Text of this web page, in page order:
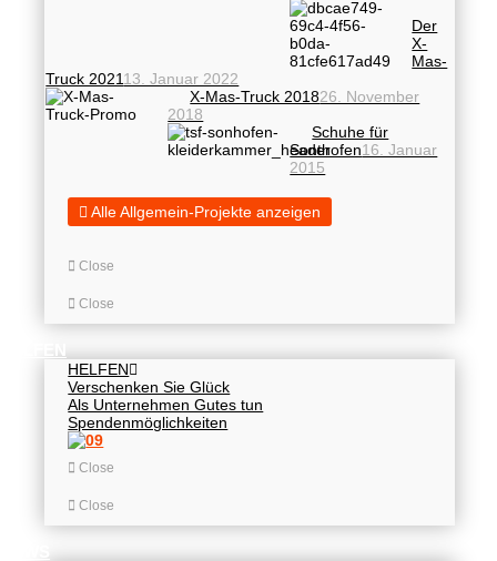
Der
X-
Mas-
Truck 202113. Januar 2022
X-Mas-Truck 201826. November
2018
Schuhe für
Sonthofen16. Januar
2015
Alle Allgemein-Projekte anzeigen
Close
Close
HELFEN
HELFEN
Verschenken Sie Glück
Als Unternehmen Gutes tun
Spendenmöglichkeiten
Close
Close